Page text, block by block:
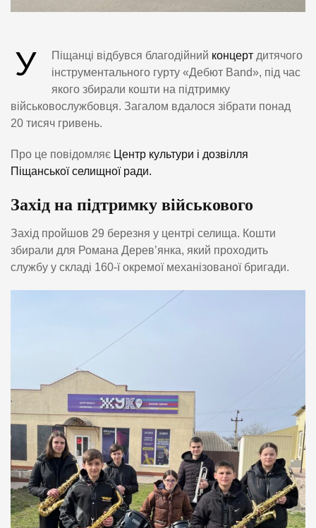
У Піщанці відбувся благодійний концерт дитячого
інструментального гурту «Дебют Band», під час
якого збирали кошти на підтримку
військовослужбовця. Загалом вдалося зібрати понад
20 тисяч гривень.
Про це повідомляє Центр культури і дозвілля
Піщанської селищної ради.
Захід на підтримку військового
Захід пройшов 29 березня у центрі селища. Кошти
збирали для Романа Дерев’янка, який проходить
службу у складі 160-ї окремої механізованої бригади.